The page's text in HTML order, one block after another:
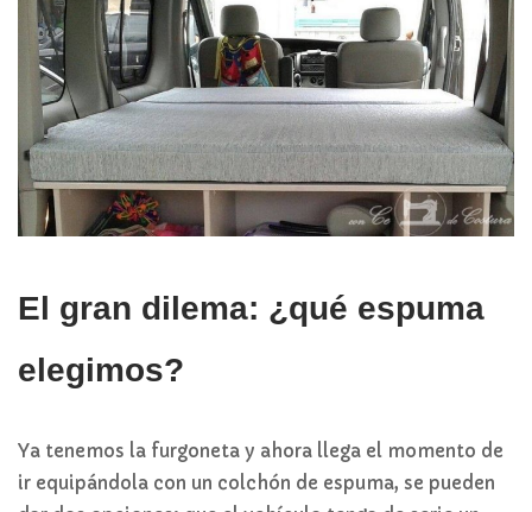
El gran dilema: ¿qué espuma
elegimos?
Ya tenemos la furgoneta y ahora llega el momento de
ir equipándola con un colchón de espuma, se pueden